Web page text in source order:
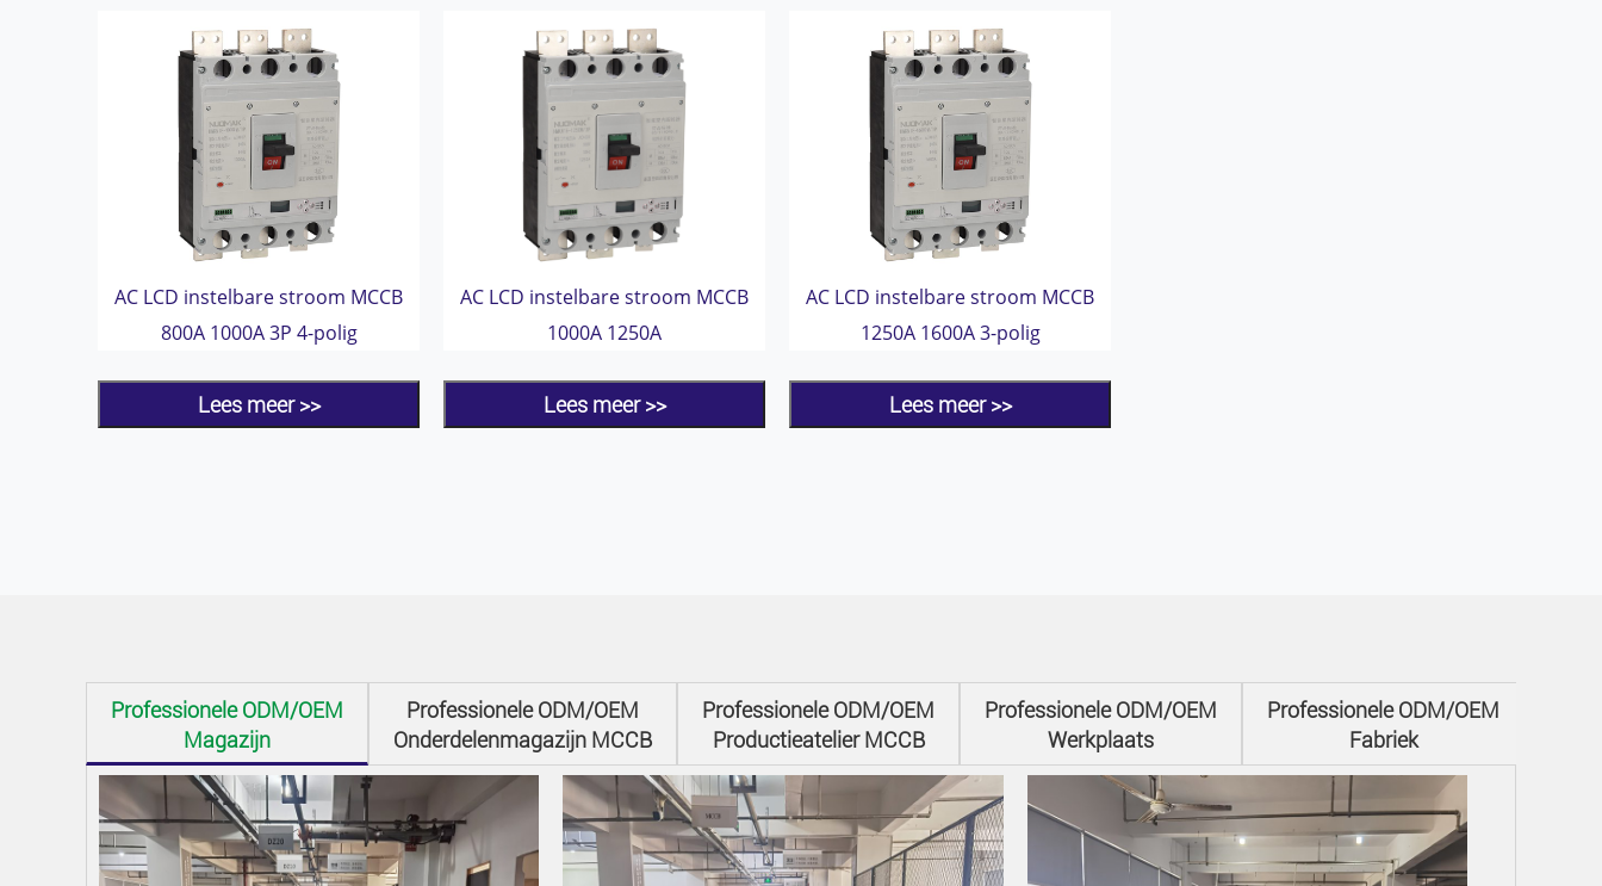
AC LCD instelbare stroom MCCB
800A 1000A 3P 4-polig
Lees meer >>
AC LCD instelbare stroom MCCB
1000A 1250A
Lees meer >>
AC LCD instelbare stroom MCCB
1250A 1600A 3-polig
Lees meer >>
Professionele ODM/OEM
Magazijn
Professionele ODM/OEM
Onderdelenmagazijn MCCB
Professionele ODM/OEM
Productieatelier MCCB
Professionele ODM/OEM
Werkplaats
Professionele ODM/OEM
Fabriek